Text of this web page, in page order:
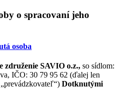
o spracovaní jeho
osoba
združenie SAVIO o.z., so sídlom:
IČO: 30 79 95 62 (ďalej len
Dotknutými